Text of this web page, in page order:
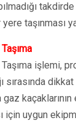
taşınması
işlemi,
sırasında
gaz
için uygun